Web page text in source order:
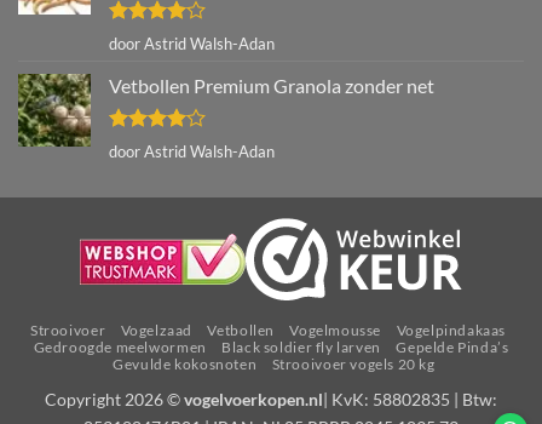
Gewaardeerd
door Astrid Walsh-Adan
Vetbollen Premium Granola zonder net
Gewaardeerd
door Astrid Walsh-Adan
Strooivoer Vogelzaad Vetbollen Vogelmousse
Vogelpindakaas
Gedroogde meelwormen
Black soldier fly larven
Gepelde Pinda’s
Gevulde kokosnoten
Strooivoer vogels 20 kg
Copyright 2026 ©vogelvoerkopen.nl| KvK: 58802835 | Btw: